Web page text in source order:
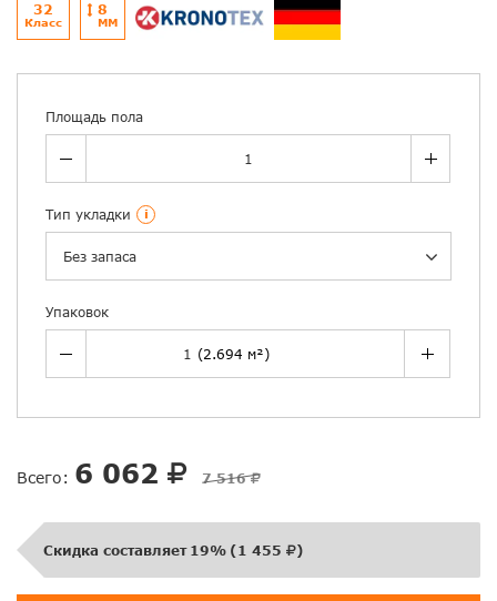
32
Класс
8
ММ
Площадь пола
Тип укладки i
Без запаса
Упаковок
Всего: 6 062 7 516
Скидка составляет 19% (1 455 )